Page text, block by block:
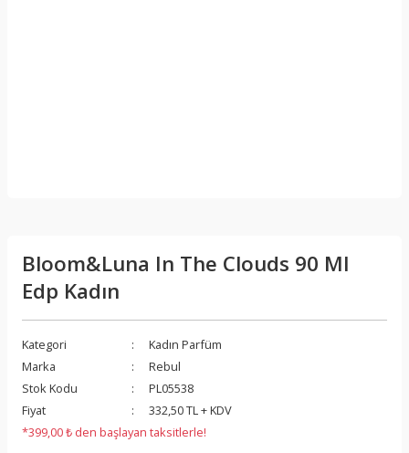
Bloom&Luna In The Clouds 90 Ml
Edp Kadın
Kategori
Kadın Parfüm
Marka
Rebul
Stok Kodu
PL05538
Fiyat
332,50 TL + KDV
*399,00 ₺ den başlayan taksitlerle!